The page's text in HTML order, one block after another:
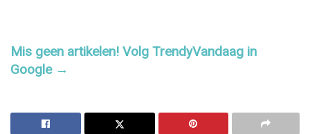
Mis geen artikelen! Volg TrendyVandaag in
Google →